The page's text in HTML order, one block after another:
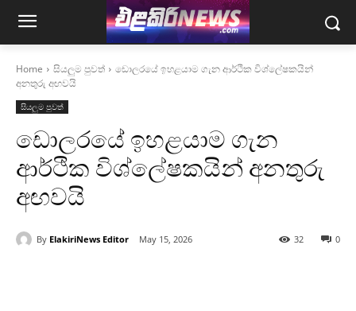
Home සියලුම පුවත්
ඩොලරයේ ඉහළයාම ගැන ආර්ථික විශ්ලේෂකයින්
අනතුරු අඟවයි
සියලුම පුවත්
ඩොලරයේ ඉහළයාම ගැන
ආර්ථික විශ්ලේෂකයින් අනතුරු
අඟවයි
By ElakiriNews Editor May 15, 2026 0
32